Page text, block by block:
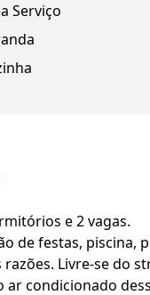
Serviço
e 2 vagas.
de festas, piscina,
Livre-se do
condicionado